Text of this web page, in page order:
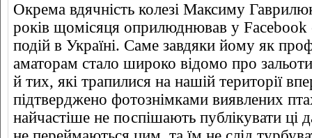
Окрема вдячність колезі Максиму
років щомісяця оприлюднював у Facebook
подій в Україні. Саме завдяки йому як
аматорам стало широко відомо про
й тих, які трапилися на нашій території
підтверджено фотознімками виявлених
найчастіше не поспішають публікувати ці